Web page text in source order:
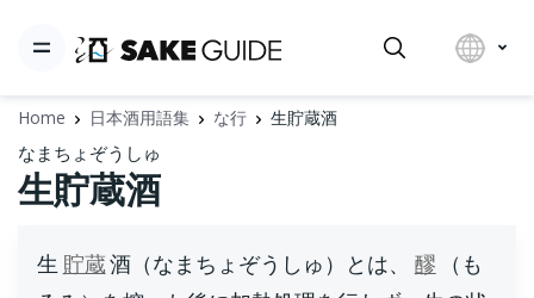
Home 日本酒用語集 な行 生貯蔵酒
なまちょぞうしゅ
生貯蔵酒
生 貯蔵酒（なまちょぞうしゅ）とは、 醪
（も